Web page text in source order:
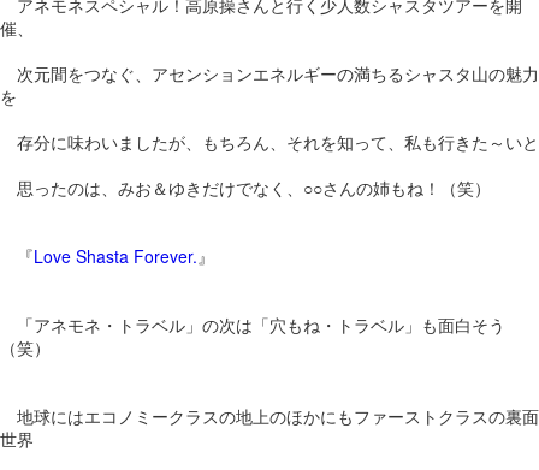
催、
次元間をつなぐ、アセンションエネルギーの満ちるシャスタ山の魅力
を
存分に味わいましたが、もちろん、それを知って、私も行きた～いと
思ったのは、みお＆ゆきだけでなく、○○さんの姉もね！（笑）
『Love Shasta Forever. 』
「アネモネ・トラベル」の次は「穴もね・トラベル」も面白そう
（笑）
地球にはエコノミークラスの地上のほかにもファーストクラスの裏面
世界